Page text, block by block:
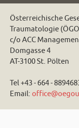
Österreichische
Traumatologie
c/o ACC
Domgasse 4
AT-3100 St. Pölten
Tel +43 - 664 -
Email: